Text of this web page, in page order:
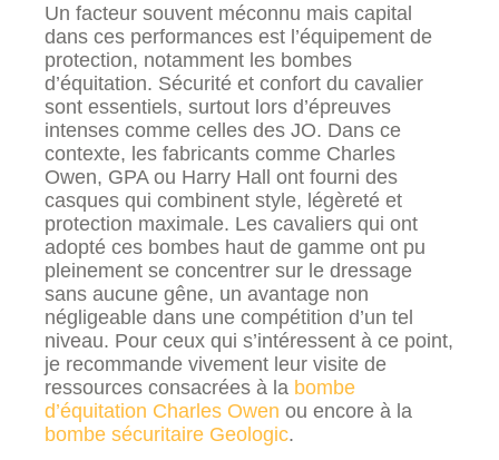
Un facteur souvent méconnu mais capital
dans ces performances est l’équipement de
protection, notamment les bombes
d’équitation. Sécurité et confort du cavalier
sont essentiels, surtout lors d’épreuves
intenses comme celles des JO. Dans ce
contexte, les fabricants comme Charles
Owen, GPA ou Harry Hall ont fourni des
casques qui combinent style, légèreté et
protection maximale. Les cavaliers qui ont
adopté ces bombes haut de gamme ont pu
pleinement se concentrer sur le dressage
sans aucune gêne, un avantage non
négligeable dans une compétition d’un tel
niveau. Pour ceux qui s’intéressent à ce point,
je recommande vivement leur visite de
ressources consacrées à la bombe
d’équitation Charles Owen ou encore à la
bombe sécuritaire Geologic.